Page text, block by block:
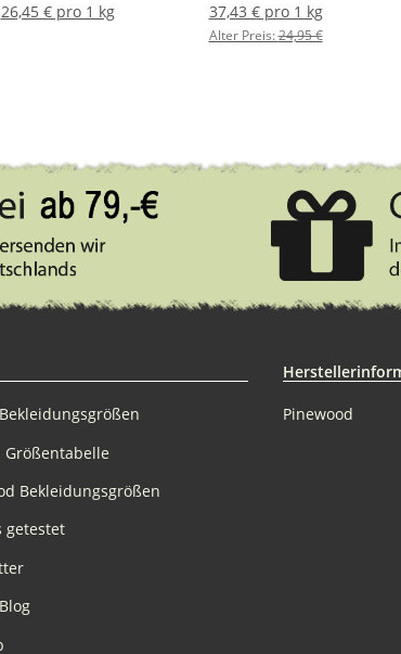
26,45 € pro 1 kg
37,43 € pro 1 kg
Alter Preis:24,95 €
Größentabelle
Bekleidungsgrößen
getestet
Pinewood